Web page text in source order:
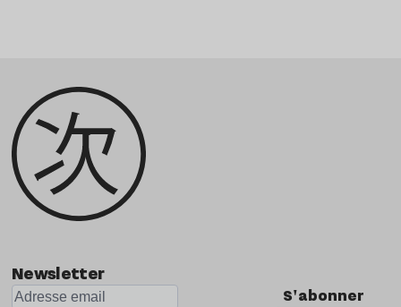
Newsletter
S'abonner